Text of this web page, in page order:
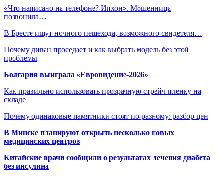
«Что написано на телефоне? Ипхон». Мошенница
позвонила…
В Бресте ищут ночного пешехода, возможного свидетеля…
Почему диван проседает и как выбрать модель без этой
проблемы
Болгария выиграла «Евровидение-2026»
Как правильно использовать прозрачную стрейч пленку на
складе
Почему одинаковые памятники стоят по-разному: разбор цен
В Минске планируют открыть несколько новых
медицинских центров
Китайские врачи сообщили о результатах лечения диабета
без инсулина